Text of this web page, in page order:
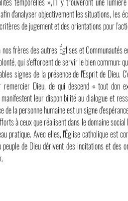
d'analyser objectivement les situations, les
de jugement et des orientations pour
frères des autres Églises et
qui s'efforcent de servir le bien commun:
signes de la présence de l'Esprit de Dieu.
Dieu, de qui descend « tout don
leur disponibilité au dialogue et
la personne humaine est un signe
à ceux que réalisent dans le domaine
pratique. Avec elles, l'Église catholique est
de Dieu dérivent des incitations et des